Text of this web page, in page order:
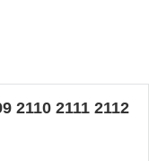
2110 2111 2112